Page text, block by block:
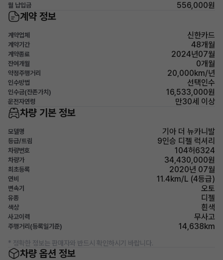
월 납입금 556,000원
계약 정보
계약업체 신한카드
계약기간 48개월
계약종료 2024년07월
잔여개월 0개월
약정주행거리 20,000km/년
인수방법 선택인수
인수금(잔존가치) 16,533,000원
운전자연령 만30세 이상
차량 기본 정보
모델명 기아 더 뉴카니발
등급/트림 9인승 디젤 럭셔리
차량번호 104허6324
차량가 34,430,000원
최초등록 2020년 07월
연비 11.4km/L (4등급)
변속기 오토
유종 디젤
색상 흰색
사고이력 무사고
주행거리(등록일기준) 14,638km
* 정확한 정보는 판매자와 반드시 확인하시기 바랍니다.
차량 옵션 정보